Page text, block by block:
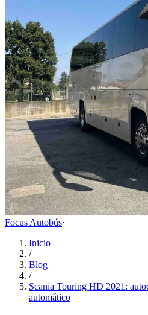
Focus Autobús·
Inicio
/
Blog
/
Scania Touring HD 2021:
automático